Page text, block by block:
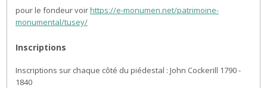
pour le fondeur voirhttps://e-monumen.net/patrimoine-
monumental/tusey/
Inscriptions
Inscriptions sur chaque côté du piédestal : John Cockerill 1790 -
1840